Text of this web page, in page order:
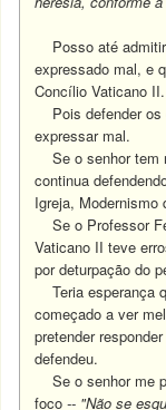
Posso até
expressado mal, e
Concílio Vaticano
Pois defender os
expressar mal.
Se o senhor tem
continua
Igreja, Modernismo
Se o Professor
Vaticano II teve
por deturpação do
Teria esperança
começado a ver
pretender
defendeu.
Se o senhor me
foco-- "Não se